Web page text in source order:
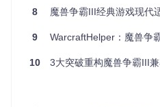
适配
调整画面比例，支持
代显示器
控制
限制
8 魔兽争霸III经典游戏现代适配：
9 WarcraftHelper：魔兽争
10 3大突破重构魔兽争霸III兼容性